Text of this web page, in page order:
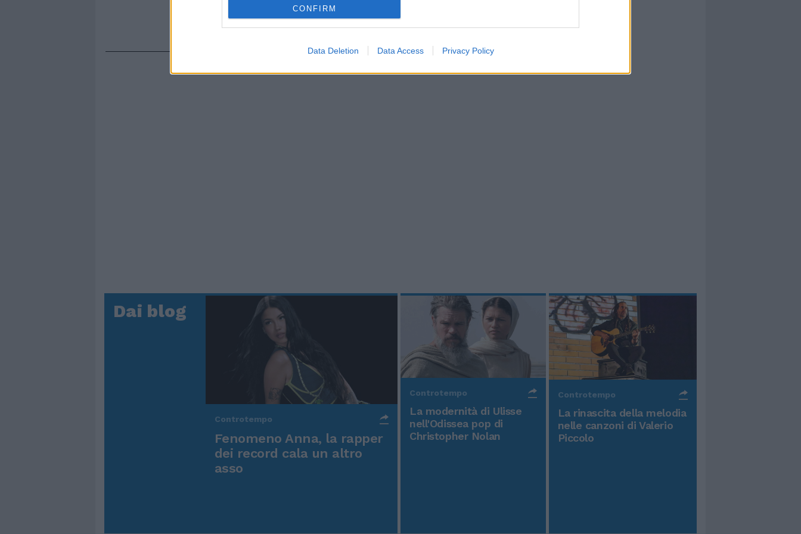
CONFIRM
Data Deletion Data Access Privacy Policy
Dai blog
Controtempo
Fenomeno Anna, la rapper
dei record cala un altro
asso
Controtempo
La modernità di Ulisse
nell'Odissea pop di
Christopher Nolan
Controtempo
La rinascita della melodia
nelle canzoni di Valerio
Piccolo